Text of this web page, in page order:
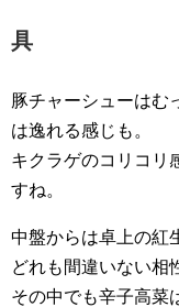
具
豚チャーシューはむ
は逸れる感じも。
キクラゲのコリコリ
すね。
中盤からは卓上の紅
どれも間違いない相
その中でも辛子高菜